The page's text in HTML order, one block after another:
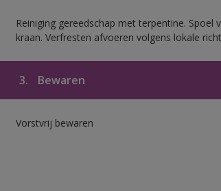
Reiniging gereedschap met terpentine.
kraan. Verfresten afvoeren volgens lokale
3. Bewaren
Vorstvrij bewaren